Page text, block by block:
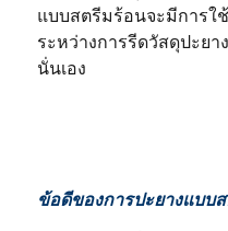
แบบสตรีมร้อนจะมีการใ
ระหว่างการรีดวัสดุปะย
นั่นเอง
ข้อดีของการปะยางแบบ